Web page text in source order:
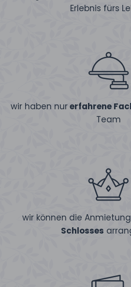
Erlebnis fürs
wir haben nurerfahrene
Team
wir können die
Schlosses